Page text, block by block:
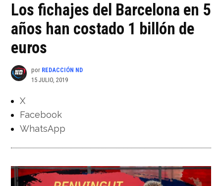
Los fichajes del Barcelona en 5
años han costado 1 billón de
euros
por REDACCIÓN ND
15 JULIO, 2019
X
Facebook
WhatsApp